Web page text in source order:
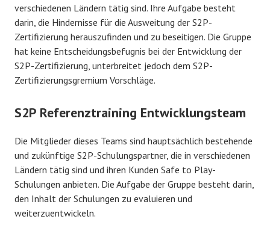
verschiedenen Ländern tätig sind. Ihre Aufgabe besteht
darin, die Hindernisse für die Ausweitung der S2P-
Zertifizierung herauszufinden und zu beseitigen. Die Gruppe
hat keine Entscheidungsbefugnis bei der Entwicklung der
S2P-Zertifizierung, unterbreitet jedoch dem S2P-
Zertifizierungsgremium Vorschläge.
S2P Referenztraining Entwicklungsteam
Die Mitglieder dieses Teams sind hauptsächlich bestehende
und zukünftige S2P-Schulungspartner, die in verschiedenen
Ländern tätig sind und ihren Kunden Safe to Play-
Schulungen anbieten. Die Aufgabe der Gruppe besteht darin,
den Inhalt der Schulungen zu evaluieren und
weiterzuentwickeln.